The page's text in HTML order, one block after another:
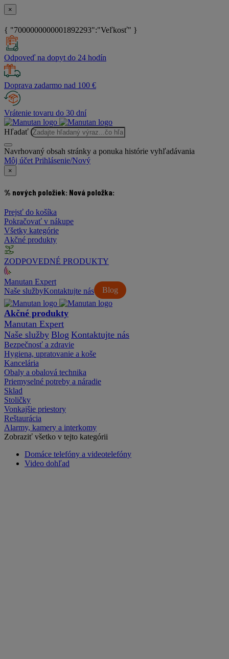
×
{ "7000000000001892293":"Veľkosť" }
Odpoveď na dopyt do 24 hodín
Doprava zadarmo nad 100 €
Vrátenie tovaru do 30 dní
Hľadať
Navrhovaný obsah stránky a ponuka histórie vyhľadávania
Môj účet Prihlásenie/Nový
×
% nových položiek: Nová položka:
Prejsť do košíka
Pokračovať v nákupe
Všetky kategórie
Akčné produkty
ZODPOVEDNÉ PRODUKTY
Manutan Expert
Naše služby
Blog
Kontaktujte nás
Akčné produkty
Manutan Expert
Naše služby Blog Kontaktujte nás
Bezpečnosť a zdravie
Hygiena, upratovanie a koše
Kancelária
Obaly a obalová technika
Priemyselné potreby a náradie
Sklad
Stoličky
Vonkajšie priestory
Reštaurácia
Alarmy, kamery a interkomy
Zobraziť všetko v tejto kategórii
Domáce telefóny a videotelefóny
Video dohľad